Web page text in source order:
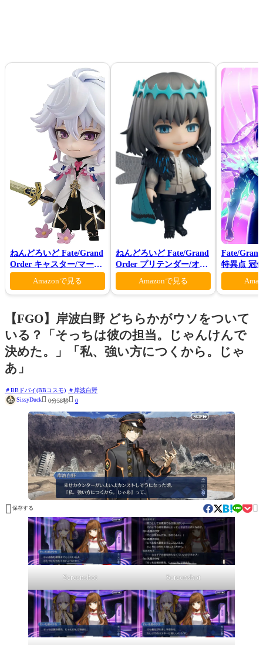
ねんどろいど Fate/Grand
Order キャスター/マーリ
ン 花の魔術師Ver.
Amazonで見る
ねんどろいど Fate/Grand
Order プリテンダー/オベ
ロン ヴォーティガーン
Amazonで見る
Fate/
特異点 冠
モン-(完全
【FGO】岸波白野 どちらかがウソをついて
いる？「そっちは彼の担当。じゃんけんで
決めた。」「私、強い方につくから。じゃ
あ」
BBドバイ(BBコスモ)
岸波白野
SissyDuck 0分58秒 0
 保存する 
Screenshot Screenshot